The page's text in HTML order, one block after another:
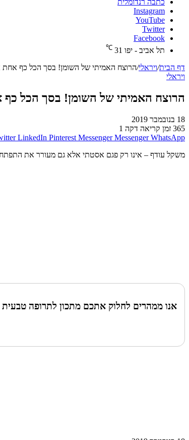
כתבה רנדומלית
Instagram
YouTube
Twitter
Facebook
תל אביב - יפו 31
℃
דף הבית/ויראלי/הרוצח האמיתי של השומן! בסך הכל כף אחת אשר
ויראלי
הרוצח האמיתי של השומן! בסך הכל כף אחת
18 בנובמבר 2019
365 זמן קריאה דקה 1
LinkedIn Pinterest Messenger Messenger WhatsApp
משקל עודף – אינו רק פגם אסטתי אלא גם מעורר את
אנו ממהרים לחלוק אתכם מתכון לתרופה טבעית